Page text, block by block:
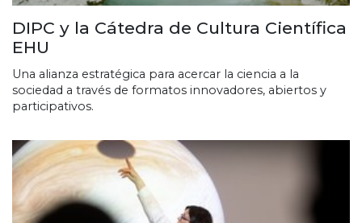
DIPC y la Cátedra de Cultura Científica
EHU
Una alianza estratégica para acercar la ciencia a la
sociedad a través de formatos innovadores, abiertos y
participativos.